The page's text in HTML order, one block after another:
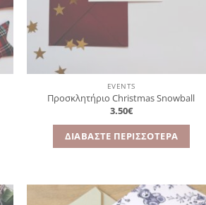
EVENTS
Προσκλητήριο Christmas Snowball
3.50€
ΔΙΑΒΆΣΤΕ ΠΕΡΙΣΣΌΤΕΡΑ